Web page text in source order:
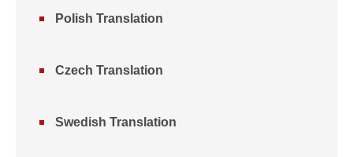
Polish Translation
Czech Translation
Swedish Translation